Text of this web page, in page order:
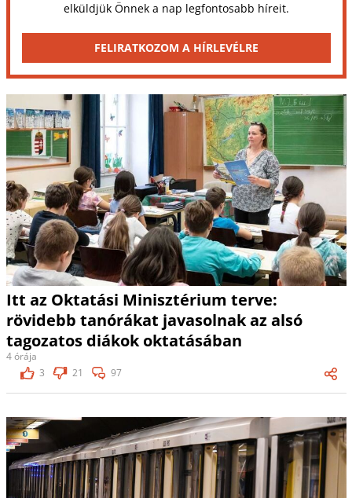
elküldjük Önnek a nap legfontosabb híreit.
FELIRATKOZOM A HÍRLEVÉLRE
Itt az Oktatási Minisztérium terve:
rövidebb tanórákat javasolnak az alsó
tagozatos diákok oktatásában
4 órája
3
21 97